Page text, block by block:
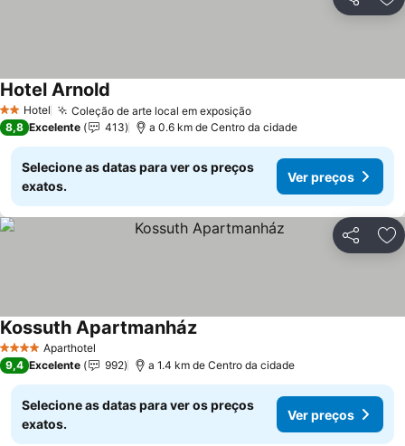
Partilhar
2 Estrelas
Hotel Coleção de arte local em exposição
Hotel Arnold
8,8 Excelente 413 a 0.6 km de Centro da cidade
Selecione as datas para ver os preços
exatos.
Ver preços
Partilhar
4 EstrelasAparthotel
Kossuth Apartmanház
9,4 Excelente 992 a 1.4 km de Centro da cidade
Selecione as datas para ver os preços
exatos.
Ver preços